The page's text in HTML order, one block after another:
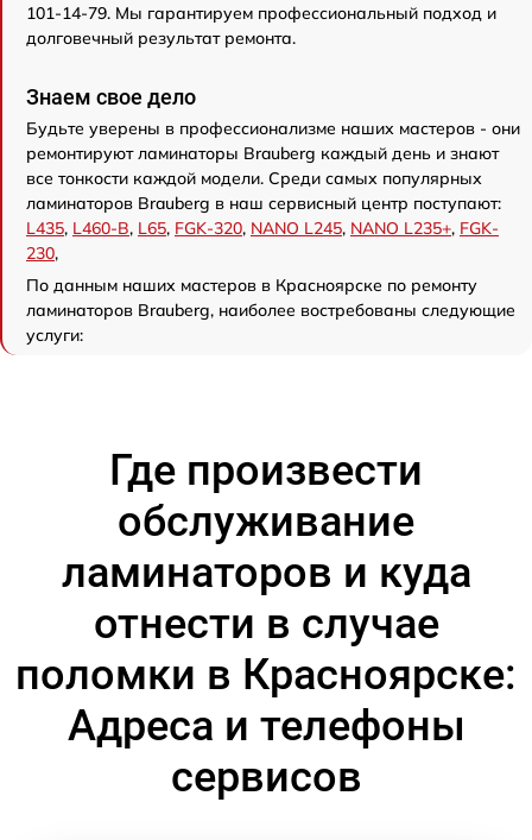
101-14-79. Мы гарантируем профессиональный подход и
долговечный результат ремонта.
Знаем свое дело
Будьте уверены в профессионализме наших мастеров - они
ремонтируют ламинаторы Brauberg каждый день и знают
все тонкости каждой модели. Среди самых популярных
ламинаторов Brauberg в наш сервисный центр поступают:
L435, L460-B, L65, FGK-320, NANO L245, NANO L235+, FGK-
230,
По данным наших мастеров в Красноярске по ремонту
ламинаторов Brauberg, наиболее востребованы следующие
услуги:
Где произвести
обслуживание
ламинаторов и куда
отнести в случае
поломки в Красноярске:
Адреса и телефоны
сервисов